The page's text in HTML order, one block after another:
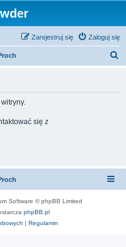
Zaloguj się
Zarejestruj się
się z
Software © phpBB Limited
phpBB.pl
| Regulamin